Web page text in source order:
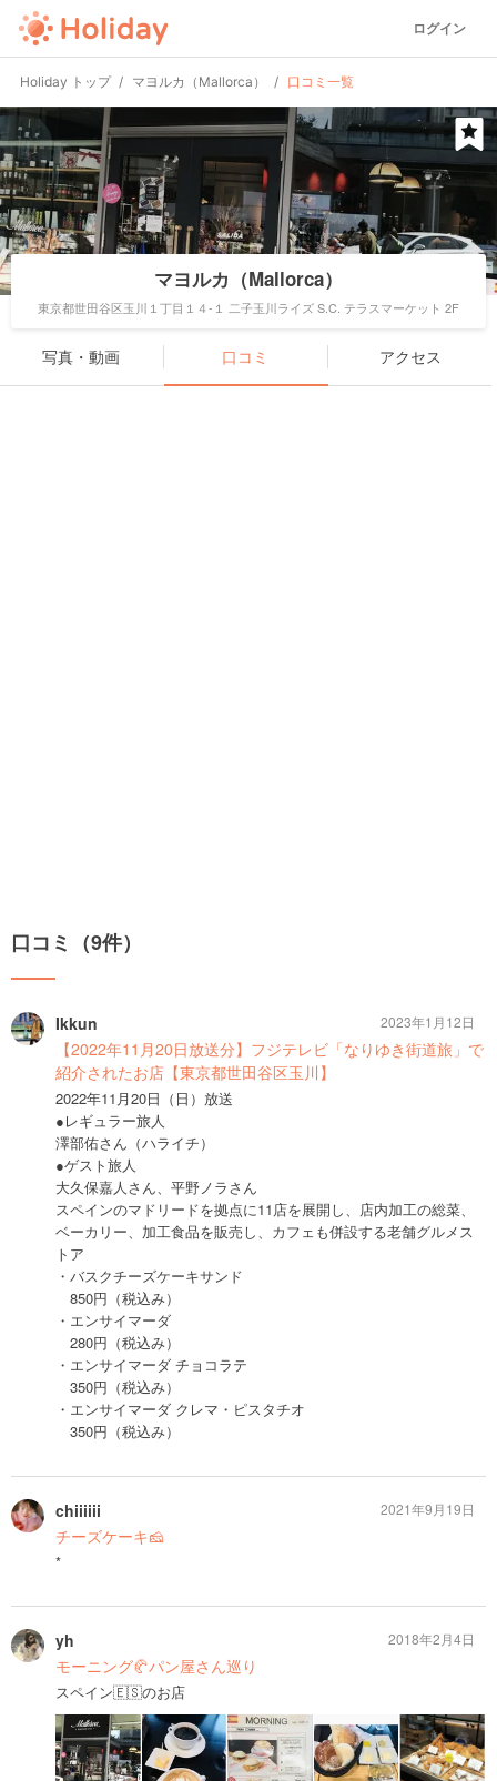
ログイン
Holiday トップ マヨルカ（Mallorca） 口コミ一覧
マヨルカ（Mallorca）
東京都世田谷区玉川１丁目１４-１ 二子玉川ライズ S.C. テラスマーケット 2F
写真・動画 口コミ アクセス
口コミ（9件）
Ikkun
【2022年11月20日放送分】フジテレビ「なりゆき街道旅」で
紹介されたお店【東京都世田谷区玉川】
2022年11月20日（日）放送
●レギュラー旅人
澤部佑さん（ハライチ）
●ゲスト旅人
大久保嘉人さん、平野ノラさん
スペインのマドリードを拠点に11店を展開し、店内加工の総菜、
ベーカリー、加工食品を販売し、カフェも併設する老舗グルメス
トア
・バスクチーズケーキサンド
850円（税込み）
・エンサイマーダ
280円（税込み）
・エンサイマーダ チョコラテ
350円（税込み）
・エンサイマーダ クレマ・ピスタチオ
350円（税込み）
2023年1月12日
chiiiiii
チーズケーキ🧀
*
2021年9月19日
yh
モーニング🥐パン屋さん巡り
スペイン🇪🇸のお店
2018年2月4日